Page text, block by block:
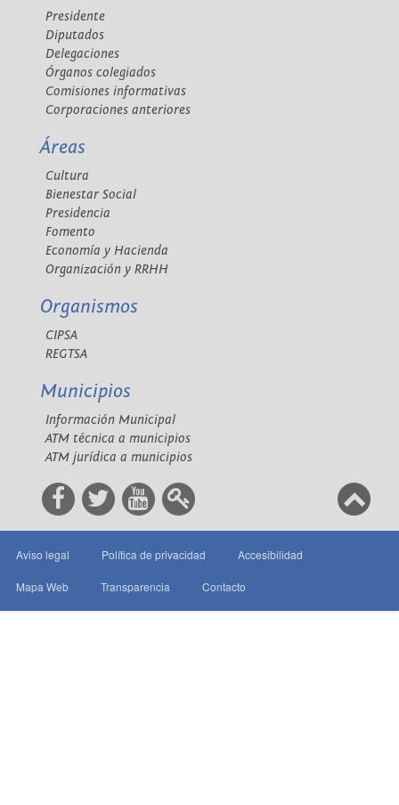
Presidente
Diputados
Delegaciones
Órganos colegiados
Comisiones informativas
Corporaciones anteriores
Áreas
Cultura
Bienestar Social
Presidencia
Fomento
Economía y Hacienda
Organización y RRHH
Organismos
CIPSA
REGTSA
Municipios
Información Municipal
ATM técnica a municipios
ATM jurídica a municipios
Aviso legal Política de privacidad Accesibilidad
Mapa Web Transparencia Contacto